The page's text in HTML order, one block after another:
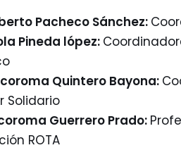
Pacheco Sánchez:
Pineda lópez:
Quintero Bayona:
Solidario
Guerrero Prado:
ROTA